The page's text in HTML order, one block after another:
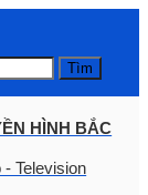
Tìm
HÌNH BẮC
Television